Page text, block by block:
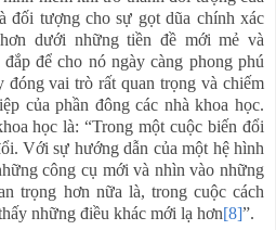
đối tượng cho sự gọt dũa chính xác
dưới những tiền đề mới mẻ và
để cho nó ngày càng phong phú
đóng vai trò rất quan trọng và chiếm
của phần đông các nhà khoa học.
học là: “Trong một cuộc biến đổi
Với sự hướng dẫn của một hệ hình
công cụ mới và nhìn vào những
trọng hơn nữa là, trong cuộc cách
những điều khác mới lạ hơn[8]”.